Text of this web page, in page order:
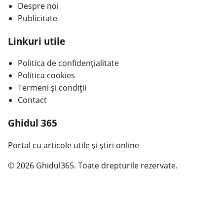
Despre noi
Publicitate
Linkuri utile
Politica de confidențialitate
Politica cookies
Termeni și condiții
Contact
Ghidul 365
Portal cu articole utile și știri online
© 2026 Ghidul365. Toate drepturile rezervate.